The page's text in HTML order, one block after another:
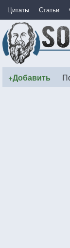
Цитаты Статьи
+Добавить